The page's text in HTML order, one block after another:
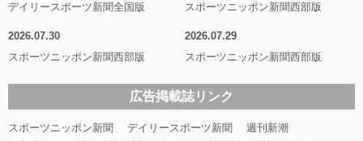
デイリースポーツ新聞全国版
スポーツニッポン新聞西部版
2026.07.30
スポーツニッポン新聞西部版
2026.07.29
スポーツニッポン新聞西部版
広告掲載誌リンク
スポーツニッポン新聞 デイリースポーツ新聞
週刊新潮